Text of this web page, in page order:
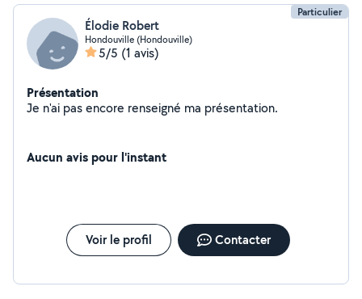
Particulier
Élodie Robert
Hondouville (Hondouville)
5/5 (1 avis)
Présentation
Je n'ai pas encore renseigné ma présentation.
Aucun avis pour l'instant
Voir le profil Contacter